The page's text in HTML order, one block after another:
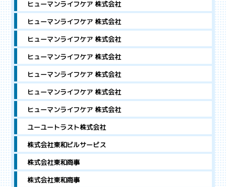
ヒューマンライフケア 株式会社
ヒューマンライフケア 株式会社
ヒューマンライフケア 株式会社
ヒューマンライフケア 株式会社
ヒューマンライフケア 株式会社
ヒューマンライフケア 株式会社
ヒューマンライフケア 株式会社
ユーユートラスト株式会社
株式会社東和ビルサービス
株式会社東和商事
株式会社東和商事